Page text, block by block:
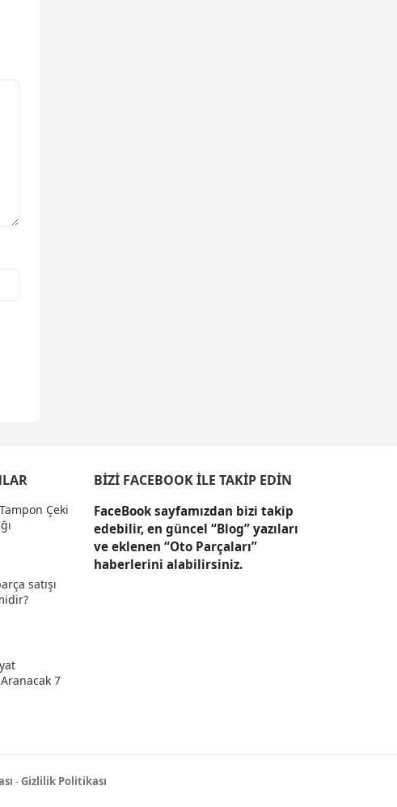
Çeki
satışı
7
BIZI FACEBOOK İLE TAKIP EDIN
FaceBook sayfamızdan bizi takip
edebilir, en güncel “Blog” yazıları
ve eklenen “Oto Parçaları”
haberlerini alabilirsiniz.
-Gizlilik Politikası